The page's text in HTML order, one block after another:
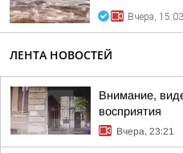
Вчера, 15:03
ЛЕНТА НОВОСТЕЙ
Внимание,
восприятия
Вчера, 23:21